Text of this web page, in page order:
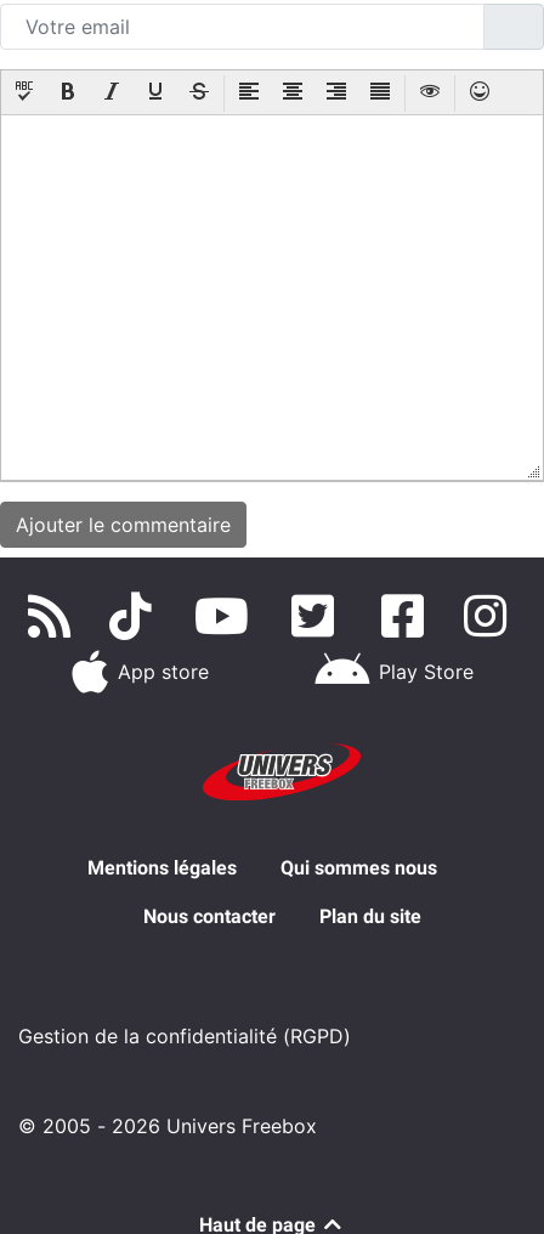
App store Play Store
Mentions légales Qui sommes nous
Nous contacter Plan du site
Gestion de la confidentialité (RGPD)
© 2005 - 2026 Univers Freebox
Haut de page